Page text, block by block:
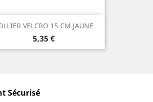
VELCRO 15 CM JAUNE
Prix
5,35 €
Sécurisé